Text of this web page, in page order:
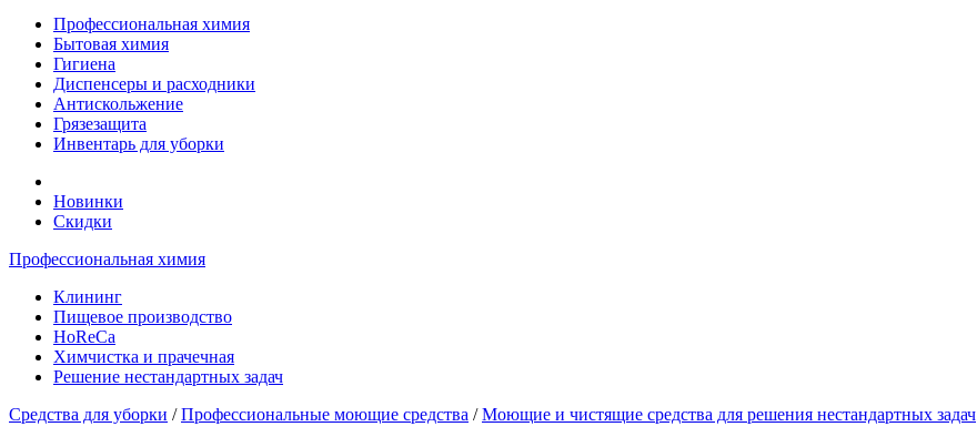
Профессиональная химия
Бытовая химия
Гигиена
Диспенсеры и расходники
Антискольжение
Грязезащита
Инвентарь для уборки
Новинки
Скидки
Профессиональная химия
Клининг
Пищевое производство
HoReCa
Химчистка и прачечная
Решение нестандартных задач
Средства для уборки /Профессиональные моющие средства /Моющие и чистящие средства для решения нестандартных задач